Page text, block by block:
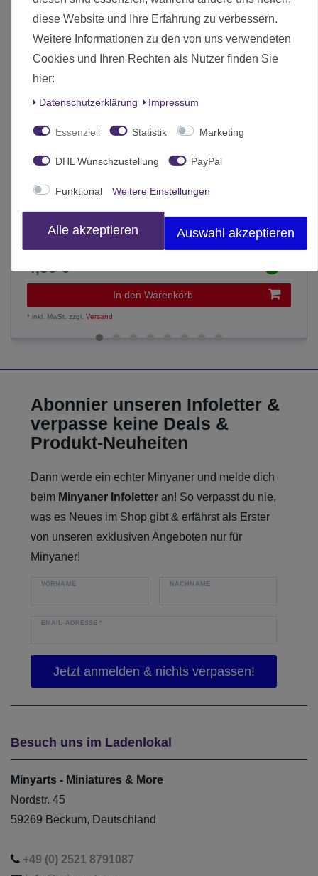
Harz Stalaktiten und Eiszapfen (100)
4,50 € *
In den Warenkorb
*inkl. MwSt. zzgl.Versand
Abonnier unseren Infoletter &
verpasse keine Deals &
Produkt-Neuheiten
Dann werde ein echter Minyaner und melde dich
beim Minyaner Infoletter an! So verpasst du nie,
was es Neues im Shop gibt & erfährst als Erster
von unseren exklusiven Angeboten nur für
Minyaner!
VORNAME NACHNAME
EMAIL-ADRESSE*
Besuch uns im Ladenlokal
Minyarts - Miniatures & More
Nordstr. 45
59269 Beckum, Deutschland
+49 (0) 2521 8791087
diese Website und Ihre Erfahrung zu verbessern.
Weitere Informationen zu den von uns verwendeten
Cookies und Ihren Rechten als Nutzer finden Sie
hier:
Daten­schutz­erklärung Impressum
Essenziell Statistik Marketing
DHL Wunschzustellung PayPal
Funktional Weitere Einstellungen
Alle akzeptieren Auswahl akzeptieren